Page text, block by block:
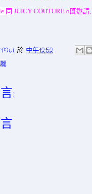
同 JUICY COUTURE o既邀
於 中午12:52
: